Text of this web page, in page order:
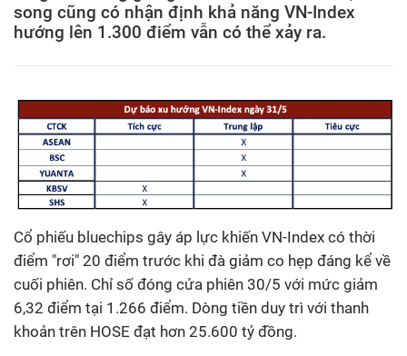
song cũng có nhận định khả năng VN-Index
hướng lên 1.300 điểm vẫn có thể xảy ra.
Cổ phiếu bluechips gây áp lực khiến VN-Index có thời
điểm "rơi" 20 điểm trước khi đà giảm co hẹp đáng kể về
cuối phiên. Chỉ số đóng cửa phiên 30/5 với mức giảm
6,32 điểm tại 1.266 điểm. Dòng tiền duy trì với thanh
khoản trên HOSE đạt hơn 25.600 tỷ đồng.